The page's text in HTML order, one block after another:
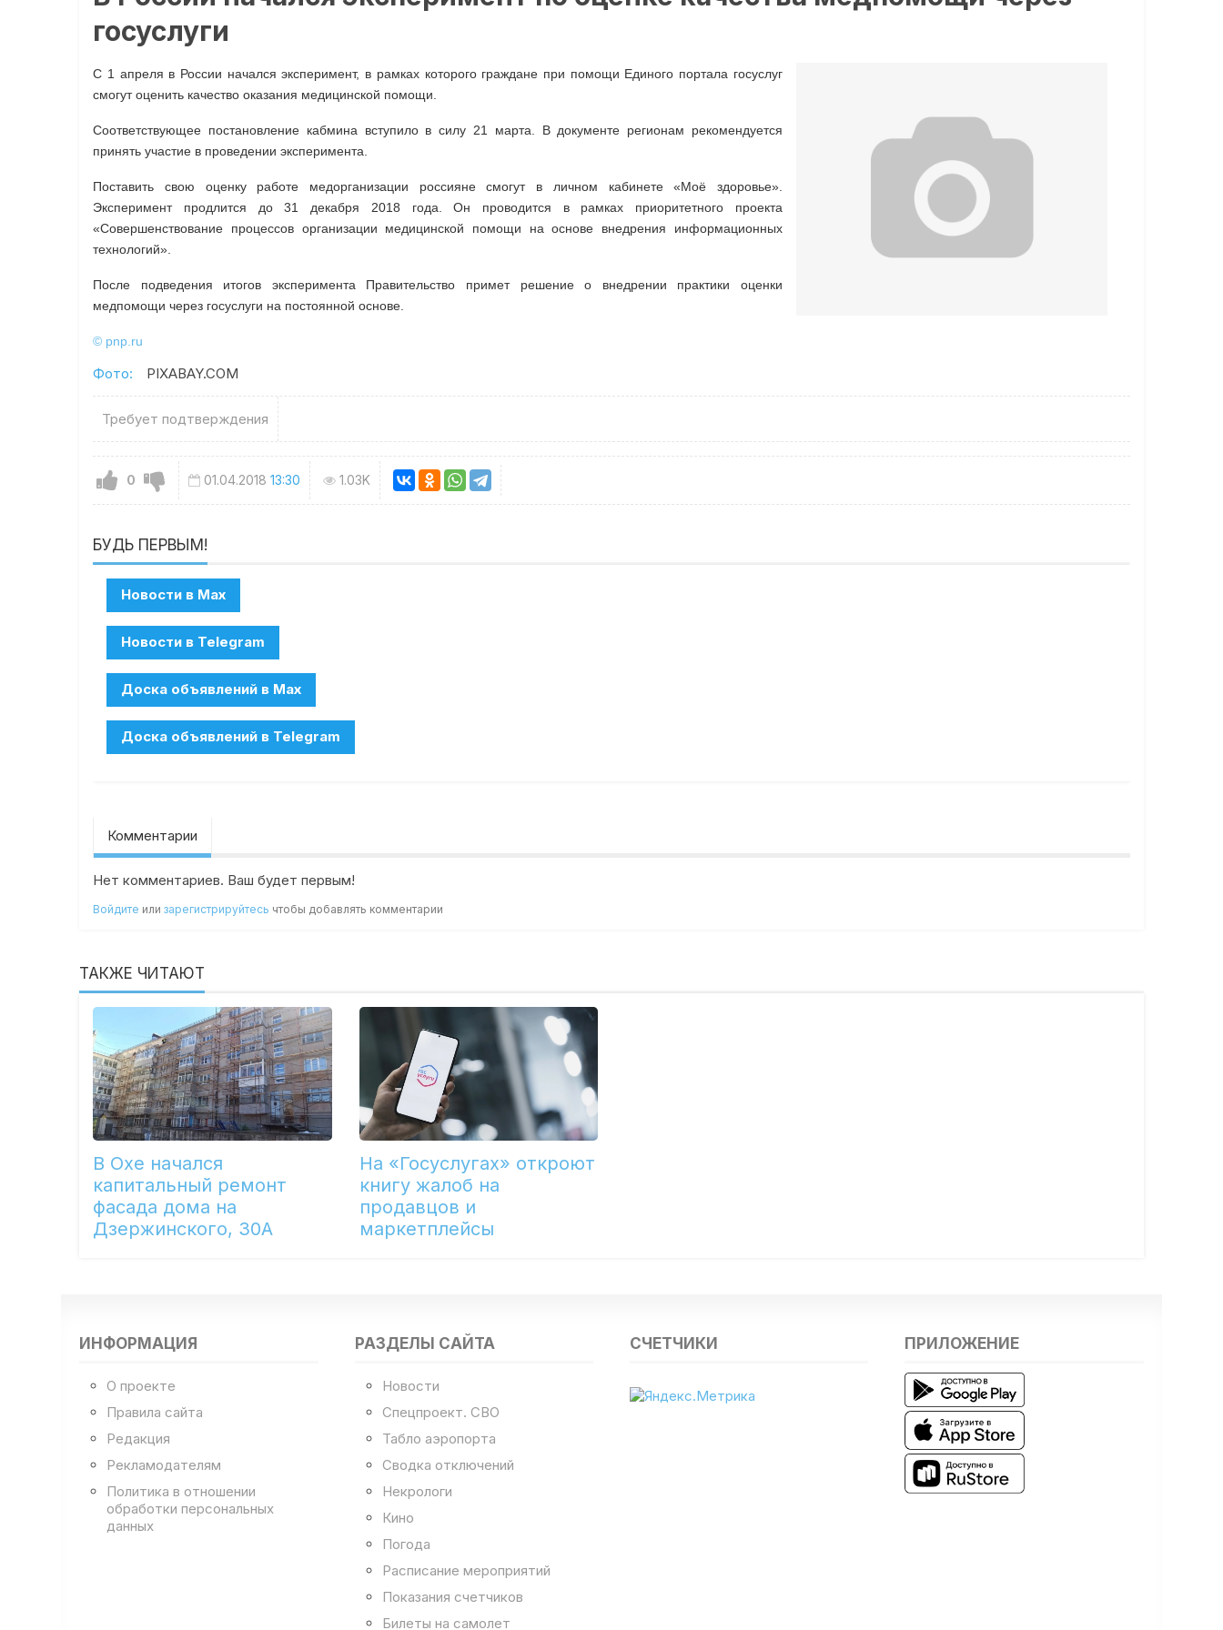
госуслуги
С 1 апреля в России начался эксперимент, в рамках которого граждане при помощи Единого портала госуслуг
смогут оценить качество оказания медицинской помощи.
Соответствующее постановление кабмина вступило в силу 21 марта. В документе регионам рекомендуется
принять участие в проведении эксперимента.
Поставить свою оценку работе медорганизации россияне смогут в личном кабинете «Моё здоровье».
Эксперимент продлится до 31 декабря 2018 года. Он проводится в рамках приоритетного проекта
«Совершенствование процессов организации медицинской помощи на основе внедрения информационных
технологий».
После подведения итогов эксперимента Правительство примет решение о внедрении практики оценки
медпомощи через госуслуги на постоянной основе.
© pnp.ru
Фото: PIXABAY.COM
Требует подтверждения
0 01.04.2018 13:30 1.03K
БУДЬ ПЕРВЫМ!
Комментарии
Нет комментариев. Ваш будет первым!
Войдите илизарегистрируйтесь чтобы добавлять комментарии
ТАКЖЕ ЧИТАЮТ
В Охе начался
капитальный ремонт
фасада дома на
Дзержинского, 30А
На «Госуслугах» откроют
книгу жалоб на
продавцов и
маркетплейсы
ИНФОРМАЦИЯ
О проекте
Правила сайта
Редакция
Рекламодателям
Политика в отношении
обработки персональных
данных
РАЗДЕЛЫ САЙТА
Новости
Спецпроект. СВО
Табло аэропорта
Сводка отключений
Некрологи
Кино
Погода
Расписание мероприятий
Показания счетчиков
Билеты на самолет
СЧЕТЧИКИ ПРИЛОЖЕНИЕ